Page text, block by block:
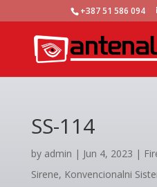
+387 51 586 094
SS-114
by admin | Jun 4, 2023 |
Sirene, Konvencionalni